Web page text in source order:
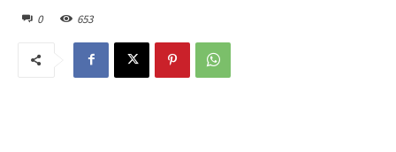
0 653